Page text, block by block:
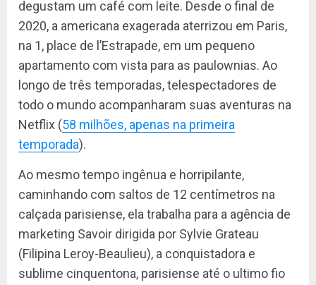
degustam um café com leite. Desde o final de
2020, a americana exagerada aterrizou em Paris,
na 1, place de l’Estrapade, em um pequeno
apartamento com vista para as paulownias. Ao
longo de três temporadas, telespectadores de
todo o mundo acompanharam suas aventuras na
Netflix (58 milhões, apenas na primeira
temporada).
Ao mesmo tempo ingênua e horripilante,
caminhando com saltos de 12 centímetros na
calçada parisiense, ela trabalha para a agência de
marketing Savoir dirigida por Sylvie Grateau
(Filipina Leroy-Beaulieu), a conquistadora e
sublime cinquentona, parisiense até o ultimo fio